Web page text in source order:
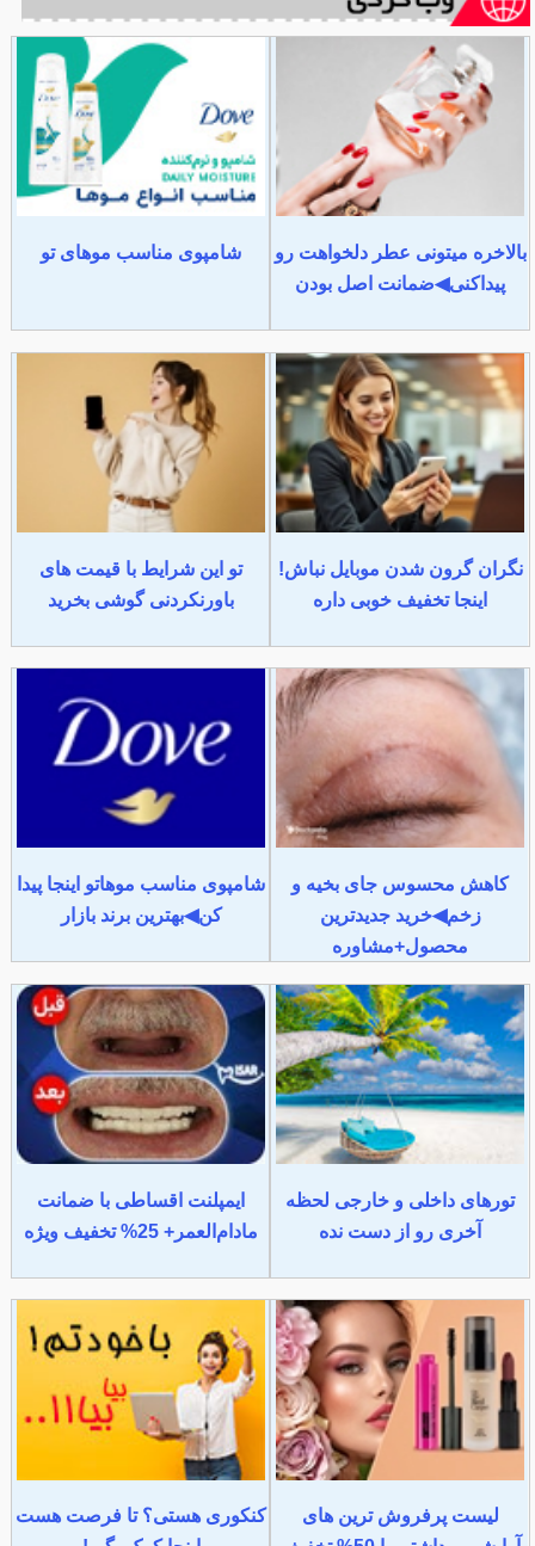
بالاخره میتونی عطر دلخواهت رو
پیداکنی◀ضمانت اصل بودن
شامپوی مناسب موهای تو
نگران گرون شدن موبایل نباش!
اینجا تخفیف خوبی داره
تو این شرایط با قیمت های
باورنکردنی گوشی بخرید
کاهش محسوس جای بخیه و
زخم◀خرید جدیدترین
محصول+مشاوره
شامپوی مناسب موهاتو اینجا پیدا
کن◀بهترین برند بازار
تورهای داخلی و خارجی لحظه
آخری رو از دست نده
ایمپلنت اقساطی با ضمانت
مادام‌العمر+ 25% تخفیف ویژه
لیست پرفروش ترین های
کنکوری هستی؟ تا فرصت هست